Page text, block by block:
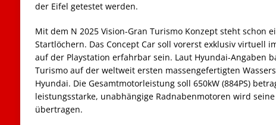
der Eifel getestet werden.
Mit dem N 2025 Vision-Gran Turismo Konzept steht schon
Startlöchern. Das Concept Car soll vorerst exklusiv virtuell
auf der Playstation erfahrbar sein. Laut Hyundai-Angaben
Turismo auf der weltweit ersten massengefertigten
Hyundai. Die Gesamtmotorleistung soll 650kW (884PS)
leistungsstarke, unabhängige Radnabenmotoren wird
übertragen.